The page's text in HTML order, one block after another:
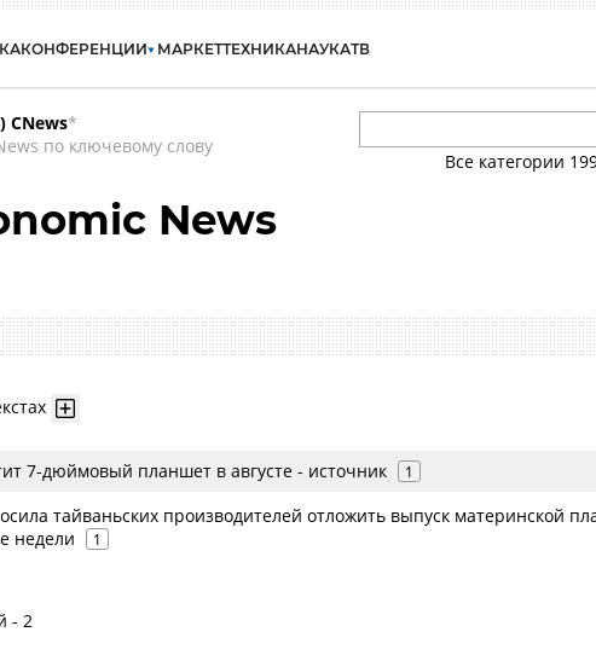
КОНФЕРЕНЦИИ МАРКЕТТЕХНИКАНАУКАТВ
CNews*
по ключевому слову
Все категории
News
7-дюймовый планшет в августе - источник 1
тайваньских производителей отложить выпуск материнской
недели
1
- 2